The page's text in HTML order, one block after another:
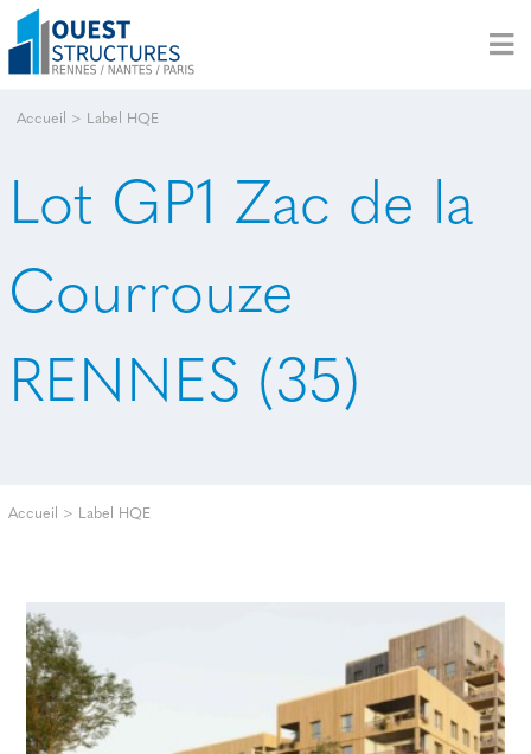
Accueil > Label HQE
Lot GP1 Zac de la
Courrouze
RENNES (35)
Accueil > Label HQE